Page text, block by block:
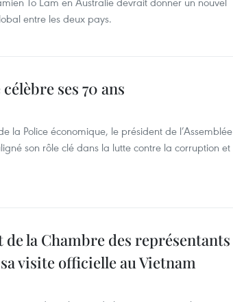
entre les deux pays.
ses 70 ans
la Police économique, le président de l’Assemblée
son rôle clé dans la lutte contre la corruption et
de la Chambre des représentants
visite officielle au Vietnam